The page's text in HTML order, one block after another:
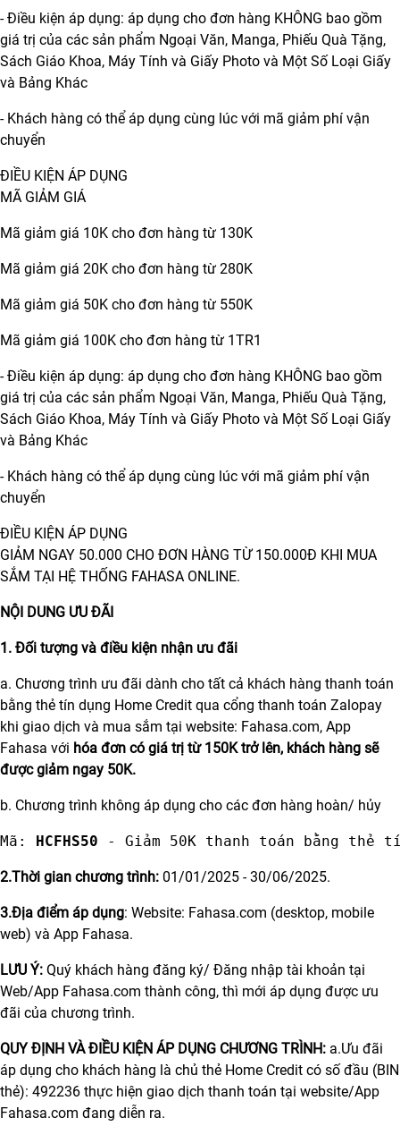
- Điều kiện áp dụng: áp dụng cho đơn hàng KHÔNG bao gồm
giá trị của các sản phẩm Ngoại Văn, Manga, Phiếu Quà Tặng,
Sách Giáo Khoa, Máy Tính và Giấy Photo và Một Số Loại Giấy
và Bảng Khác
- Khách hàng có thể áp dụng cùng lúc với mã giảm phí vận
chuyển
ĐIỀU KIỆN ÁP DỤNG
MÃ GIẢM GIÁ
Mã giảm giá 10K cho đơn hàng từ 130K
Mã giảm giá 20K cho đơn hàng từ 280K
Mã giảm giá 50K cho đơn hàng từ 550K
Mã giảm giá 100K cho đơn hàng từ 1TR1
- Điều kiện áp dụng: áp dụng cho đơn hàng KHÔNG bao gồm
giá trị của các sản phẩm Ngoại Văn, Manga, Phiếu Quà Tặng,
Sách Giáo Khoa, Máy Tính và Giấy Photo và Một Số Loại Giấy
và Bảng Khác
- Khách hàng có thể áp dụng cùng lúc với mã giảm phí vận
chuyển
ĐIỀU KIỆN ÁP DỤNG
GIẢM NGAY 50.000 CHO ĐƠN HÀNG TỪ 150.000Đ KHI MUA
SẮM TẠI HỆ THỐNG FAHASA ONLINE.
NỘI DUNG ƯU ĐÃI
1. Đối tượng và điều kiện nhận ưu đãi
a. Chương trình ưu đãi dành cho tất cả khách hàng thanh toán
bằng thẻ tín dụng Home Credit qua cổng thanh toán Zalopay
khi giao dịch và mua sắm tại website: Fahasa.com, App
Fahasa với hóa đơn có giá trị từ 150K trở lên, khách hàng sẽ
được giảm ngay 50K.
b. Chương trình không áp dụng cho các đơn hàng hoàn/ hủy
Mã: HCFHS50 - Giảm 50K thanh toán bằng thẻ
2.Thời gian chương trình: 01/01/2025 - 30/06/2025.
3.Địa điểm áp dụng: Website: Fahasa.com (desktop, mobile
web) và App Fahasa.
LƯU Ý: Quý khách hàng đăng ký/ Đăng nhập tài khoản tại
Web/App Fahasa.com thành công, thì mới áp dụng được ưu
đãi của chương trình.
QUY ĐỊNH VÀ ĐIỀU KIỆN ÁP DỤNG CHƯƠNG TRÌNH: a.Ưu đãi
áp dụng cho khách hàng là chủ thẻ Home Credit có số đầu (BIN
thẻ): 492236 thực hiện giao dịch thanh toán tại website/App
Fahasa.com đang diễn ra.